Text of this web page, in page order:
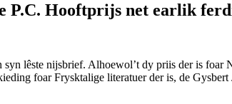
P.C. Hooftprijs net earlik
lêste nijsbrief. Alhoewol’t dy priis der is
foar Frysktalige literatuer der is, de